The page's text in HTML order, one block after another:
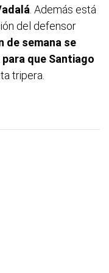
. Además está
del defensor
de semana se
que Santiago
tripera.